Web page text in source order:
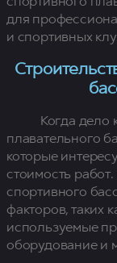
спортивного
для
и спортивных
Когда дело
плавательного
которые
стоимость
спортивного
факторов, таких
используемые
оборудование и